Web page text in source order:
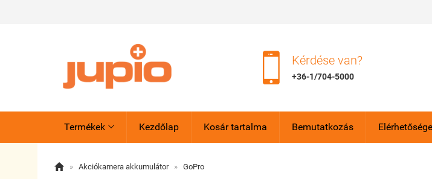
 Kérdése van?
+36-1/704-5000
Termékek  Kezdőlap Kosár tartalma Bemutatkozás
 » Akciókamera akkumulátor » GoPro